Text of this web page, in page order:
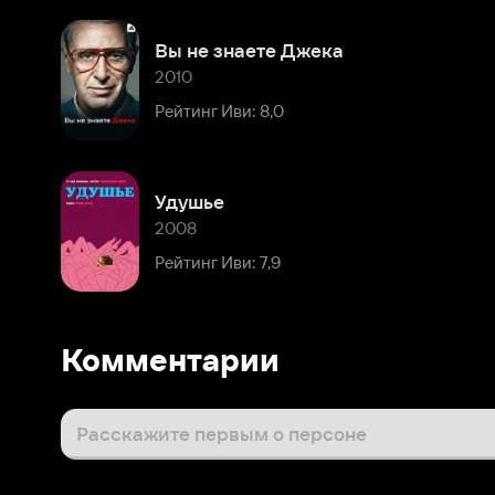
Удушье
2008
Рейтинг Иви: 7,9
Комментарии
Расскажите первым о персоне